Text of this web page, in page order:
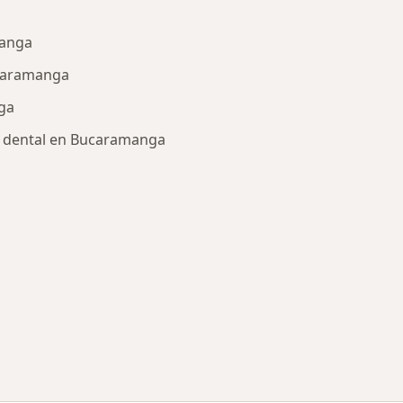
en Bucaramanga